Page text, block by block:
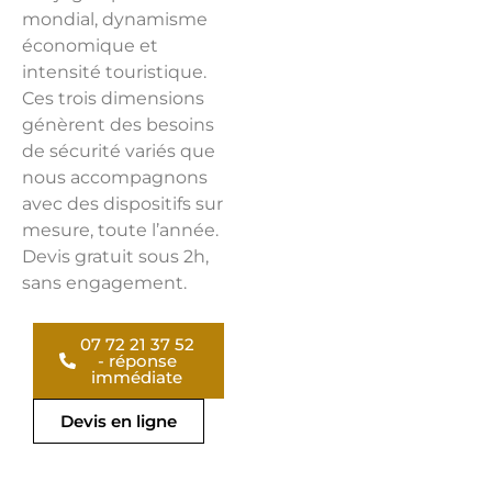
mondial, dynamisme
économique et
intensité touristique.
Ces trois dimensions
génèrent des besoins
de sécurité variés que
nous accompagnons
avec des dispositifs sur
mesure, toute l’année.
Devis gratuit sous 2h,
sans engagement.
07 72 21 37 52
- réponse
immédiate
Devis en ligne